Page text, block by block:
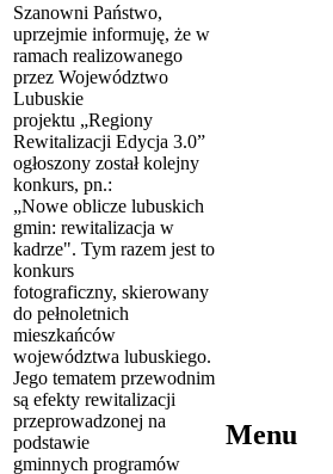
Szanowni Państwo,
uprzejmie informuję, że w
ramach realizowanego
przez Województwo
Lubuskie
projektu „Regiony
Rewitalizacji Edycja 3.0”
ogłoszony został kolejny
konkurs, pn.:
„Nowe oblicze lubuskich
gmin: rewitalizacja w
kadrze". Tym razem jest to
konkurs
fotograficzny, skierowany
do pełnoletnich
mieszkańców
województwa lubuskiego.
Jego tematem przewodnim
są efekty rewitalizacji
przeprowadzonej na
podstawie
gminnych programów
Menu